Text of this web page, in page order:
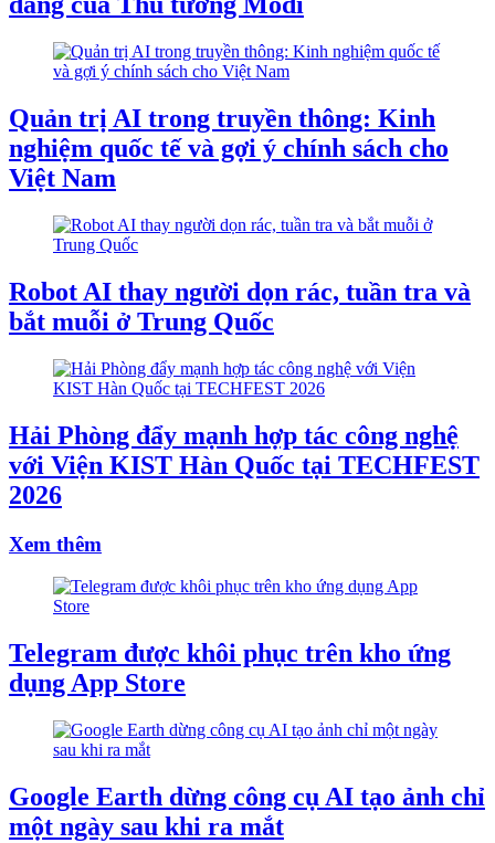
Quản trị AI trong truyền thông: Kinh
nghiệm quốc tế và gợi ý chính sách cho
Việt Nam
Robot AI thay người dọn rác, tuần tra và
bắt muỗi ở Trung Quốc
Hải Phòng đẩy mạnh hợp tác công nghệ
với Viện KIST Hàn Quốc tại TECHFEST
2026
Xem thêm
Telegram được khôi phục trên kho ứng
dụng App Store
Google Earth dừng công cụ AI tạo ảnh chỉ
một ngày sau khi ra mắt